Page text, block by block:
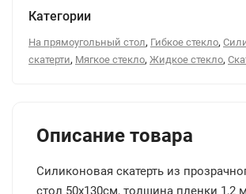
Категории
На прямоугольный стол, Гибкое стекло,
скатерти, Мягкое стекло, Жидкое стекло,
Описание товара
Силиконовая скатерть из
стол 50x130см, толщина пленки 1,2